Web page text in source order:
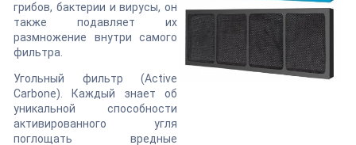
грибов, бактерии и вирусы, он
также подавляет их
размножение внутри самого
фильтра.
Угольный фильтр (Active
Carbone). Каждый знает об
уникальной способности
активированного угля
поглощать вредные